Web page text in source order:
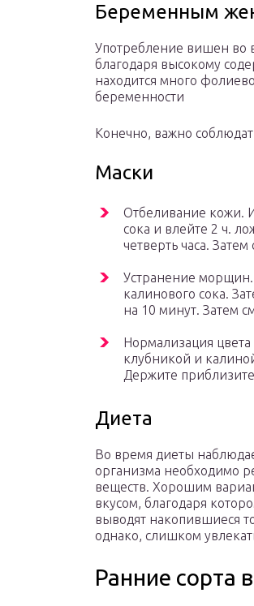
Беременным
Употребление вишен во
благодаря высокому
находится много
беременности
Конечно, важно
Маски
Отбеливание кожи.
сока и влейте 2 ч.
четверть часа.
Устранение морщин.
калинового сока.
на 10 минут. Затем
Нормализация
клубникой и
Держите
Диета
Во время диеты
организма необходимо
веществ. Хорошим
вкусом, благодаря
выводят накопившиеся
однако, слишком
Ранние сорта